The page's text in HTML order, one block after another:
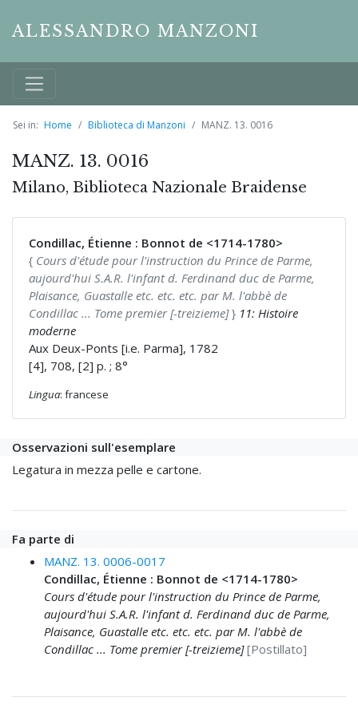
ALESSANDRO MANZONI
Sei in: Home Biblioteca di Manzoni MANZ. 13. 0016
MANZ. 13. 0016
Milano, Biblioteca Nazionale Braidense
Condillac, Étienne : Bonnot de <1714-1780>
{ Cours d'étude pour l'instruction du Prince de Parme,
aujourd'hui S.A.R. l'infant d. Ferdinand duc de Parme,
Plaisance, Guastalle etc. etc. etc. par M. l'abbè de
Condillac ... Tome premier [-treizieme]} 11: Histoire
moderne
Aux Deux-Ponts [i.e. Parma], 1782
[4], 708, [2] p. ; 8°
Lingua: francese
Osservazioni sull'esemplare
Legatura in mezza pelle e cartone.
Fa parte di
MANZ. 13. 0006-0017
Condillac, Étienne : Bonnot de <1714-1780>
Cours d'étude pour l'instruction du Prince de Parme,
aujourd'hui S.A.R. l'infant d. Ferdinand duc de Parme,
Plaisance, Guastalle etc. etc. etc. par M. l'abbè de
Condillac ... Tome premier [-treizieme] [Postillato]